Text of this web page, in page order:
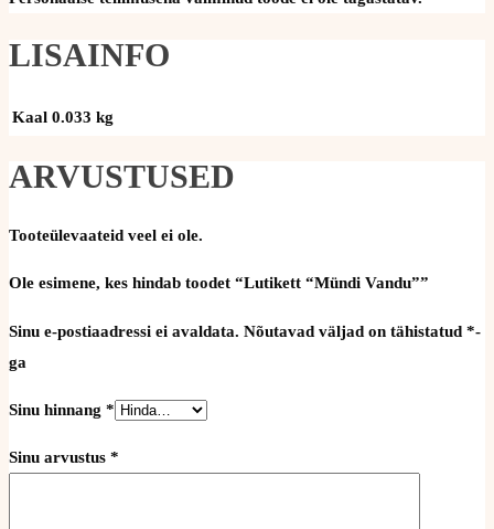
LISAINFO
Kaal 0.033 kg
ARVUSTUSED
Tooteülevaateid veel ei ole.
Ole esimene, kes hindab toodet “Lutikett “Mündi Vandu””
Sinu e-postiaadressi ei avaldata. Nõutavad väljad on tähistatud *-
ga
Sinu hinnang *
Sinu arvustus *